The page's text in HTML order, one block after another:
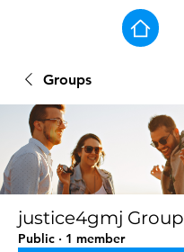
Groups
justice4gmj Group
Public · 1 member